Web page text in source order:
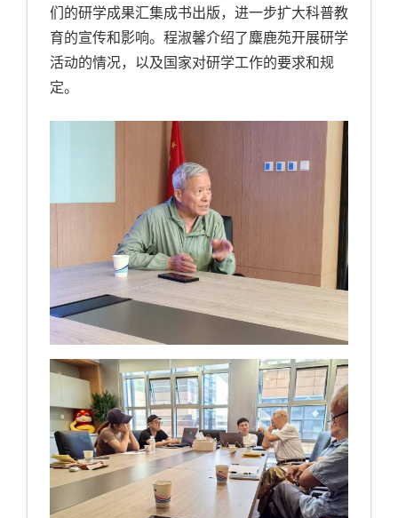
们的研学成果汇集成书出版，进一步扩大科普教
育的宣传和影响。程淑馨介绍了麋鹿苑开展研学
活动的情况，以及国家对研学工作的要求和规
定。